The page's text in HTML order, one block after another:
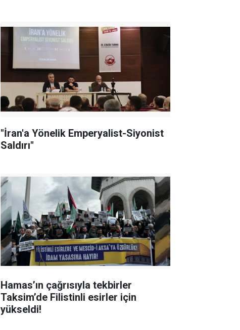
"İran'a Yönelik Emperyalist-Siyonist
Saldırı"
Hamas’ın çağrısıyla tekbirler
Taksim’de Filistinli esirler için
yükseldi!